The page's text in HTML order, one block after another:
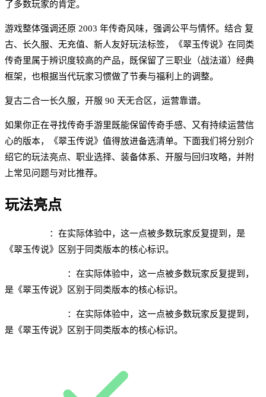
了多数玩家的肯定。
游戏整体强调还原 2003 年传奇风味，强调公平与情怀。结合 复
古、长久服、无充值、新人友好玩法标签，《翠玉传说》在同类
传奇里属于辨识度较高的产品，既保留了三职业（战法道）经典
框架，也根据当代玩家习惯做了节奏与福利上的调整。
复古二合一长久服，开服 90 天无合区，运营靠谱。
如果你正在寻找传奇手游里既能保留传奇手感、又有持续运营信
心的版本，《翠玉传说》值得放进备选清单。下面我们将分别介
绍它的玩法亮点、职业选择、装备体系、开服与回归攻略，并附
上常见问题与对比推荐。
玩法亮点
：在实际体验中，这一点被多数玩家反复提到，是
《翠玉传说》区别于同类版本的核心标识。
：在实际体验中，这一点被多数玩家反复提到，
是《翠玉传说》区别于同类版本的核心标识。
：在实际体验中，这一点被多数玩家反复提到，
是《翠玉传说》区别于同类版本的核心标识。